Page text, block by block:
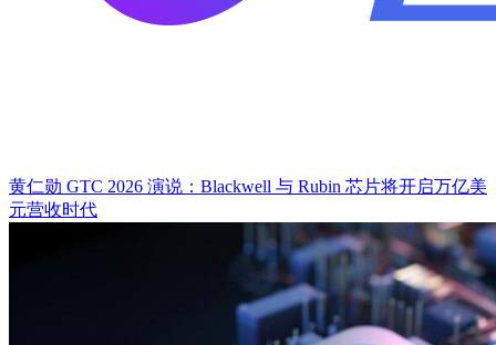
​黄仁勋 GTC 2026 演说：Blackwell 与 Rubin 芯片将开启万亿美
元营收时代